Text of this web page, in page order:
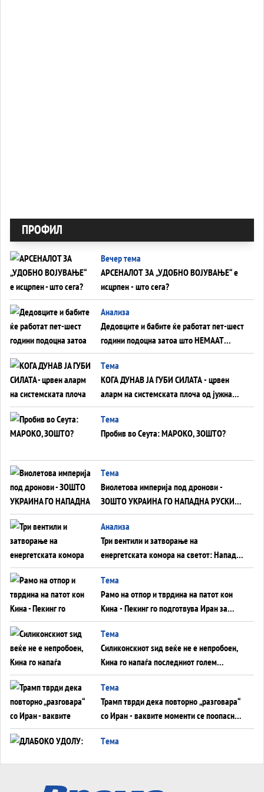
ПРОФИЛ
Вечер тема
АРСЕНАЛОТ ЗА „УДОБНО ВОЈУВАЊЕ“ е
исцрпен - што сега?
Анализа
Дедовците и бабите ќе работат пет-шест
години подоцна затоа што НЕМААТ
ВНУЦИ ДА ГИ ЗАМЕНАТ
Tема
КОГА ДУНАВ ЈА ГУБИ СИЛАТА - црвен
аларм на системската плоча од јужна
Германија до Црното Море...
Tема
Пробив во Сеута: МАРОКО, ЗОШТО?
Tема
Виолетова империја под дронови -
ЗОШТО УКРАИНА ГО НАПАДНА РУСКИОТ
WILDBERRIES
Aнализа
Три вентили и затворање на
енергетската комора на светот: Нападот
во Суец најавува глобален енергетски
инфаркт?
Tема
Рамо на отпор и тврдина на патот кон
Кина - Пекинг го подготвува Иран за
американска копнена инвазија
Tема
Силиконскиот ѕид веќе не е непробоен,
Кина го напаѓа последниот голем
монопол на Западот?
Tема
Трамп тврди дека повторно „разговара“
со Иран - ваквите моменти се поопасни
од отворените закани
Tема